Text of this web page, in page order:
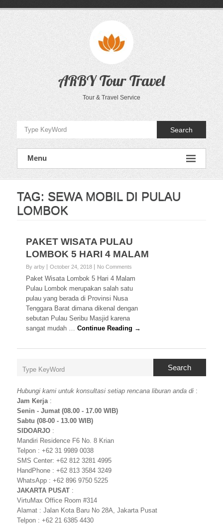
ARBY Tour Travel
Tour & Travel Service
Search
Menu
TAG: SEWA MOBIL DI PULAU
LOMBOK
PAKET WISATA PULAU
LOMBOK 5 HARI 4 MALAM
By arby October 24, 2018 No Comments
Paket Wisata Lombok 5 Hari 4 Malam
Pulau Lombok merupakan salah satu
pulau yang berada di Provinsi Nusa
Tenggara Barat dimana dikenal dengan
sebutan Pulau Seribu Masjid karena
sangat mudah …Continue Reading →
Search
Hubungi kami untuk konsultasi setiap rencana liburan anda di :
Jam Kerja:
Senin - Jumat (08.00 - 17.00 WIB)
Sabtu (08-00 - 13.00 WIB)
SIDOARJO :
Mandiri Residence F6 No. 8 Krian
Telpon : +62 31 9989 0038
SMS Center: +62 812 3281 4995
HandPhone : +62 813 3584 3249
WhatsApp : +62 896 9750 5225
JAKARTA PUSAT :
VirtuMax Office Room #314
Alamat : Jalan Kota Baru No 28A, Jakarta Pusat
Telpon : +62 21 6385 4430